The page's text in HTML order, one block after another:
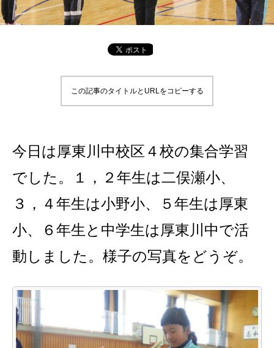
この記事のタイトルとURLをコピーする
今日は厚東川中校区４校の集合学習
でした。１，２年生は二俣瀬小、
３，４年生は小野小、５年生は厚東
小、６年生と中学生は厚東川中で活
動しました。様子の写真をどうぞ。